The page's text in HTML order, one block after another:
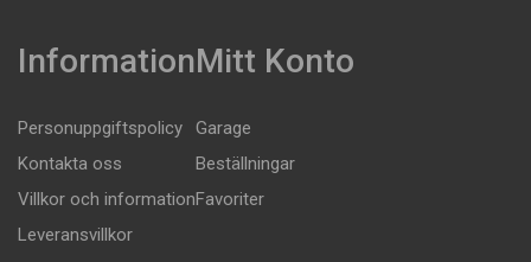
Information
Personuppgiftspolicy
Kontakta oss
Villkor och information
Leveransvillkor
Mitt Konto
Garage
Beställningar
Favoriter